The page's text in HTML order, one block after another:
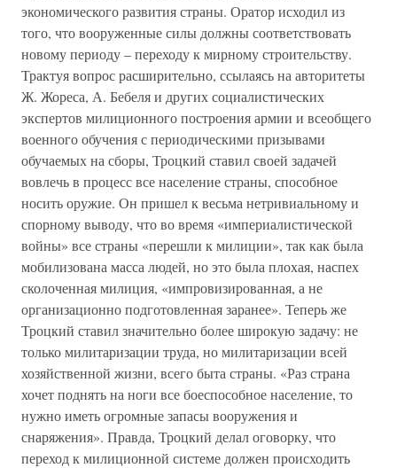
экономического развития страны. Оратор исходил из
того, что вооруженные силы должны соответствовать
новому периоду – переходу к мирному строительству.
Трактуя вопрос расширительно, ссылаясь на авторитеты
Ж. Жореса, А. Бебеля и других социалистических
экспертов милиционного построения армии и всеобщего
военного обучения с периодическими призывами
обучаемых на сборы, Троцкий ставил своей задачей
вовлечь в процесс все население страны, способное
носить оружие. Он пришел к весьма нетривиальному и
спорному выводу, что во время «империалистической
войны» все страны «перешли к милиции», так как была
мобилизована масса людей, но это была плохая, наспех
сколоченная милиция, «импровизированная, а не
организационно подготовленная заранее». Теперь же
Троцкий ставил значительно более широкую задачу: не
только милитаризации труда, но милитаризации всей
хозяйственной жизни, всего быта страны. «Раз страна
хочет поднять на ноги все боеспособное население, то
нужно иметь огромные запасы вооружения и
снаряжения». Правда, Троцкий делал оговорку, что
переход к милиционной системе должен происходить